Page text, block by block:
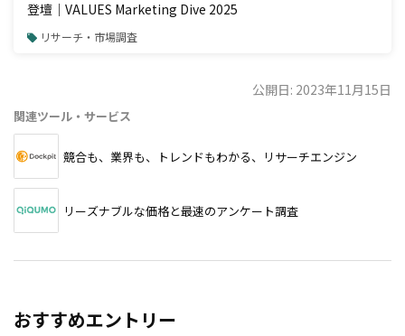
登壇｜VALUES Marketing Dive 2025
リサーチ・市場調査
公開日: 2023年11月15日
関連ツール・サービス
競合も、業界も、トレンドもわかる、リサーチエンジン
リーズナブルな価格と最速のアンケート調査
おすすめエントリー